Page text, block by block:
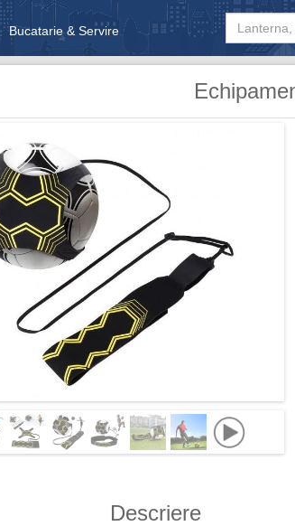
Bucatarie & Servire
Copii & Bebe
Descriere